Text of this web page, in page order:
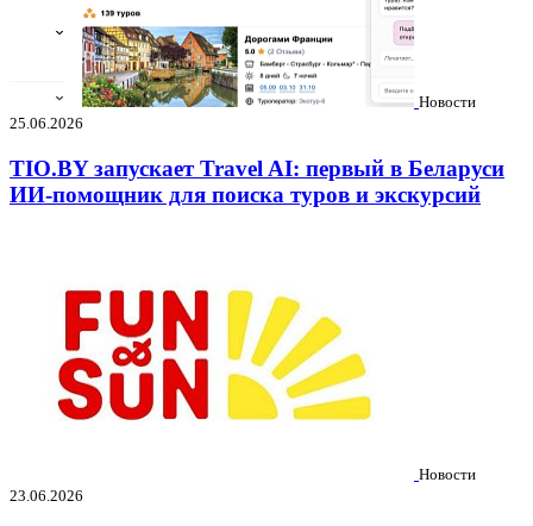
Новости
25.06.2026
TIO.BY запускает Travel AI: первый в Беларуси
ИИ-помощник для поиска туров и экскурсий
Новости
23.06.2026